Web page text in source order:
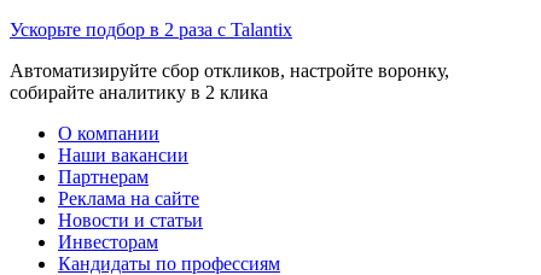
Ускорьте подбор в 2 раза с Talantix
Автоматизируйте сбор откликов, настройте воронку,
собирайте аналитику в 2 клика
О компании
Наши вакансии
Партнерам
Реклама на сайте
Новости и статьи
Инвесторам
Кандидаты по профессиям